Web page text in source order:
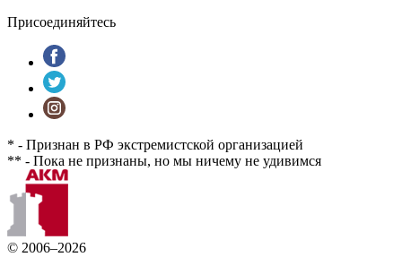
Присоединяйтесь
* - Признан в РФ экстремистской организацией
** - Пока не признаны, но мы ничему не удивимся
© 2006–2026